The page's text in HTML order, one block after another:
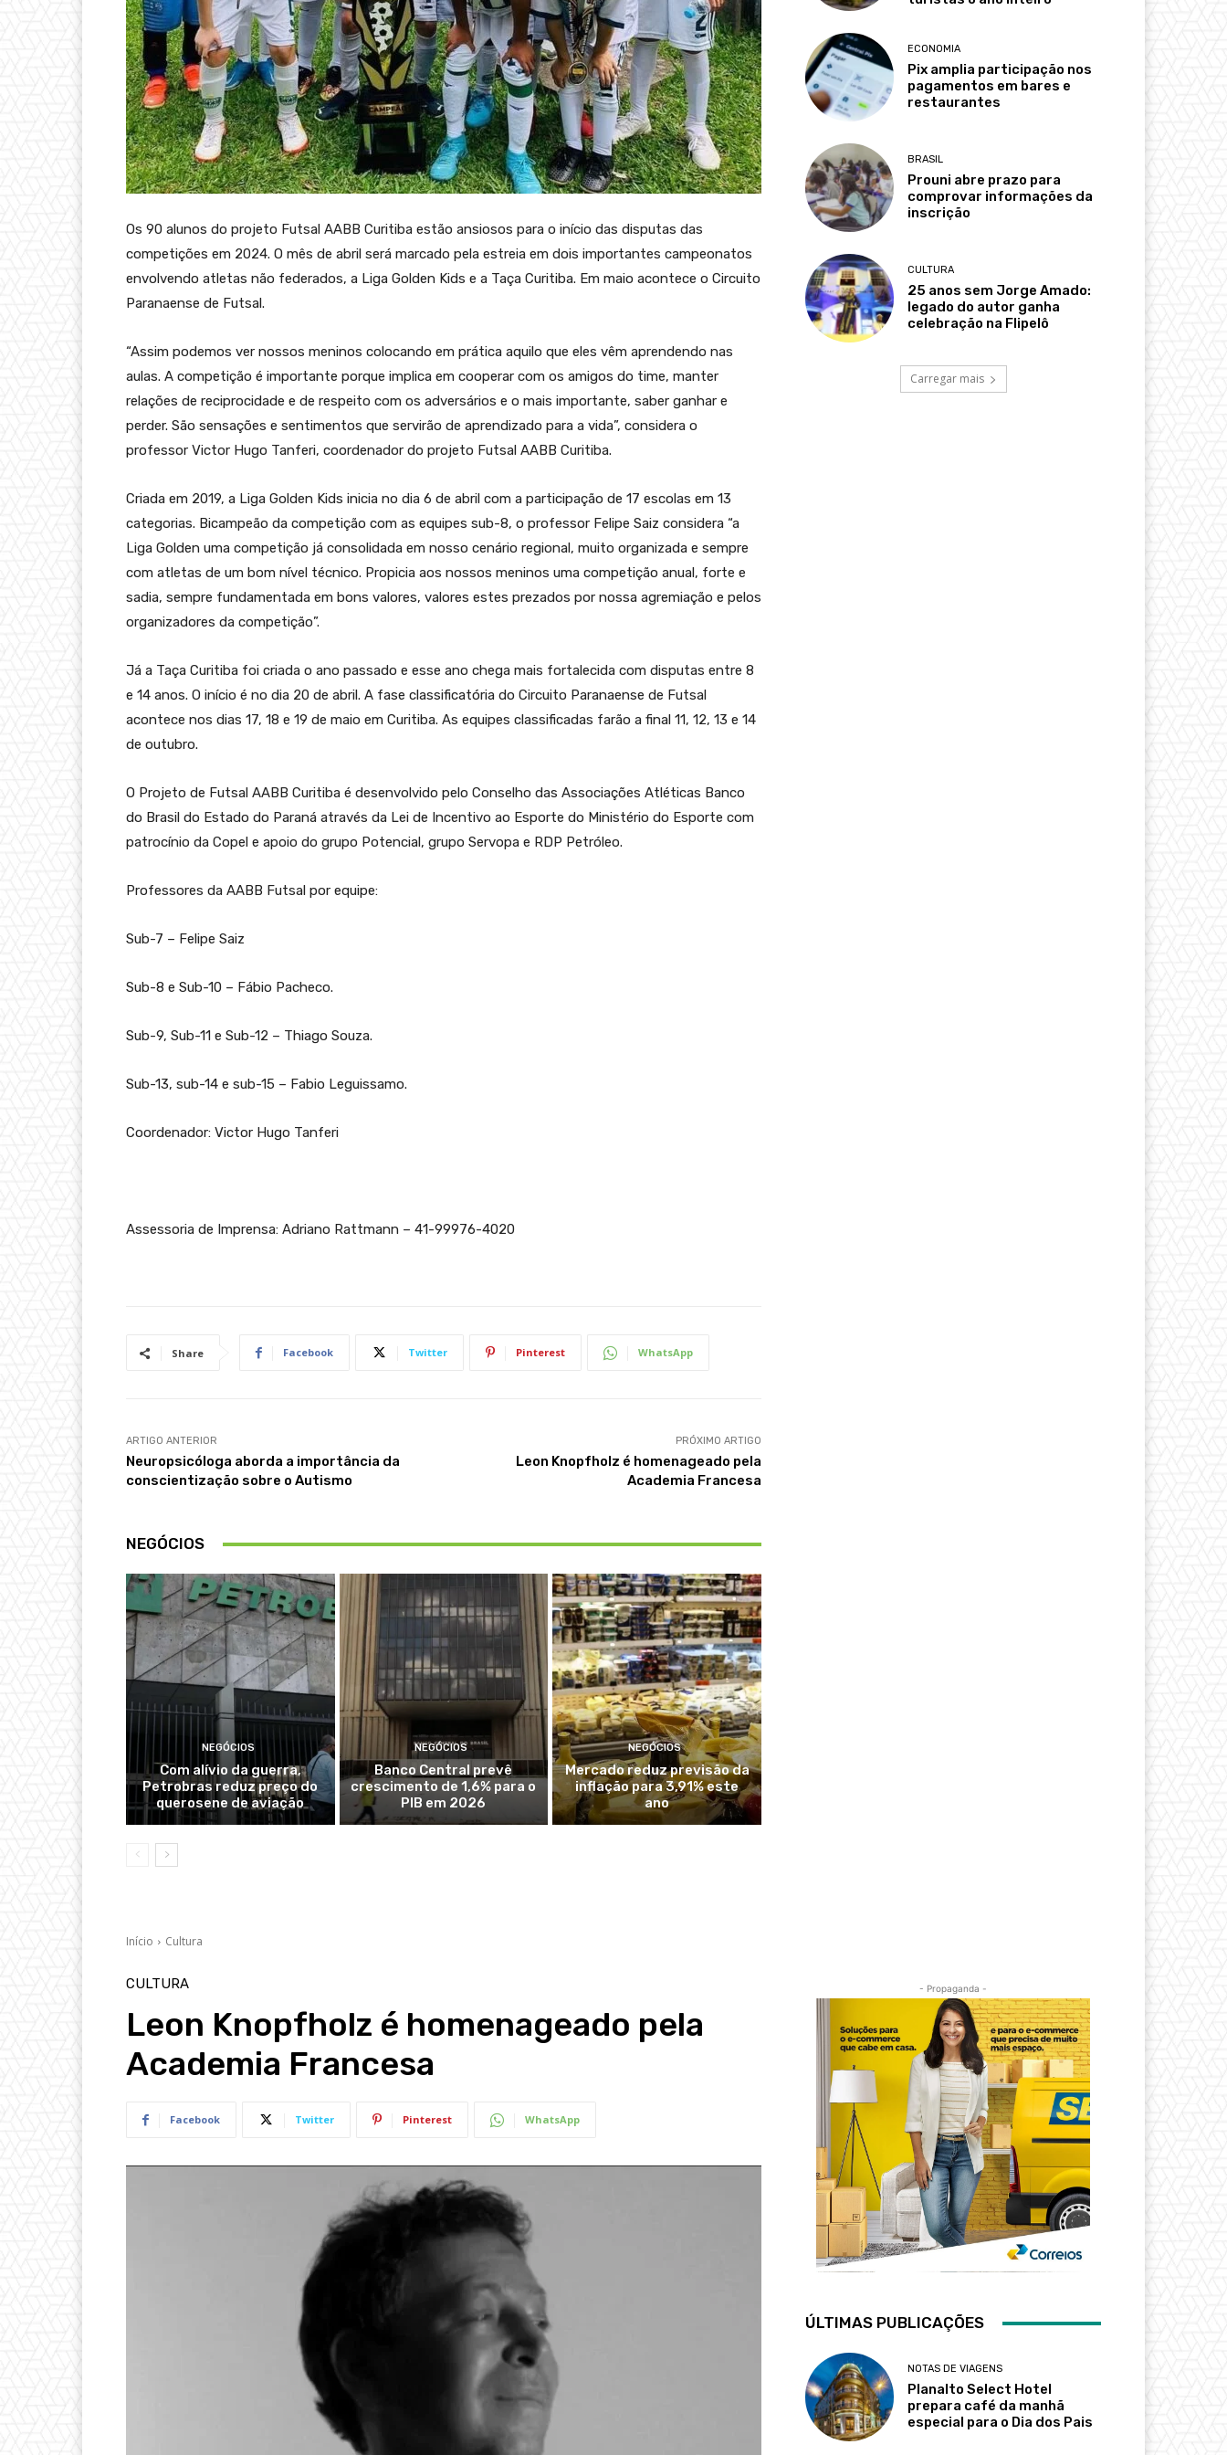
Os 90 alunos do projeto Futsal AABB Curitiba estão ansiosos para o início das disputas das
competições em 2024. O mês de abril será marcado pela estreia em dois importantes campeonatos
envolvendo atletas não federados, a Liga Golden Kids e a Taça Curitiba. Em maio acontece o Circuito
Paranaense de Futsal.
“Assim podemos ver nossos meninos colocando em prática aquilo que eles vêm aprendendo nas
aulas. A competição é importante porque implica em cooperar com os amigos do time, manter
relações de reciprocidade e de respeito com os adversários e o mais importante, saber ganhar e
perder. São sensações e sentimentos que servirão de aprendizado para a vida”, considera o
professor Victor Hugo Tanferi, coordenador do projeto Futsal AABB Curitiba.
Criada em 2019, a Liga Golden Kids inicia no dia 6 de abril com a participação de 17 escolas em 13
categorias. Bicampeão da competição com as equipes sub-8, o professor Felipe Saiz considera “a
Liga Golden uma competição já consolidada em nosso cenário regional, muito organizada e sempre
com atletas de um bom nível técnico. Propicia aos nossos meninos uma competição anual, forte e
sadia, sempre fundamentada em bons valores, valores estes prezados por nossa agremiação e pelos
organizadores da competição”.
Já a Taça Curitiba foi criada o ano passado e esse ano chega mais fortalecida com disputas entre 8
e 14 anos. O início é no dia 20 de abril. A fase classificatória do Circuito Paranaense de Futsal
acontece nos dias 17, 18 e 19 de maio em Curitiba. As equipes classificadas farão a final 11, 12, 13 e 14
de outubro.
O Projeto de Futsal AABB Curitiba é desenvolvido pelo Conselho das Associações Atléticas Banco
do Brasil do Estado do Paraná através da Lei de Incentivo ao Esporte do Ministério do Esporte com
patrocínio da Copel e apoio do grupo Potencial, grupo Servopa e RDP Petróleo.
Professores da AABB Futsal por equipe:
Sub-7 – Felipe Saiz
Sub-8 e Sub-10 – Fábio Pacheco.
Sub-9, Sub-11 e Sub-12 – Thiago Souza.
Sub-13, sub-14 e sub-15 – Fabio Leguissamo.
Coordenador: Victor Hugo Tanferi
Assessoria de Imprensa: Adriano Rattmann – 41-99976-4020
Share Facebook Twitter Pinterest WhatsApp
ARTIGO ANTERIOR
Neuropsicóloga aborda a importância da
conscientização sobre o Autismo
PRÓXIMO ARTIGO
Leon Knopfholz é homenageado pela
Academia Francesa
NEGÓCIOS
NEGÓCIOS
Com alívio da guerra,
Petrobras reduz preço do
querosene de aviação
NEGÓCIOS
Banco Central prevê
crescimento de 1,6% para o
PIB em 2026
NEGÓCIOS
Mercado reduz previsão da
inflação para 3,91% este
ano
ECONOMIA
Pix amplia participação nos
pagamentos em bares e
restaurantes
BRASIL
Prouni abre prazo para
comprovar informações da
inscrição
CULTURA
25 anos sem Jorge Amado:
legado do autor ganha
celebração na Flipelô
Carregar mais